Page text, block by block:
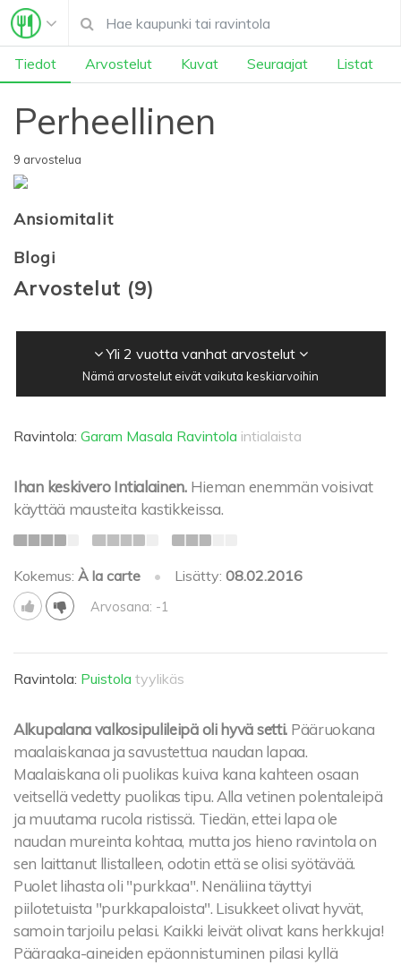
Tiedot Arvostelut Kuvat Seuraajat Listat
Perheellinen
9 arvostelua
Ansiomitalit
Blogi
Arvostelut (9)
Yli 2 vuotta vanhat arvostelut
Nämä arvostelut eivät vaikuta keskiarvoihin
Ravintola: Garam Masala Ravintola intialaista
Ihan keskivero Intialainen. Hieman enemmän voisivat
käyttää mausteita kastikkeissa.
Kokemus: À la carte • Lisätty:08.02.2016
Arvosana: -1
Ravintola: Puistola tyylikäs
Alkupalana valkosipulileipä oli hyvä setti. Pääruokana
maalaiskanaa ja savustettua naudan lapaa.
Maalaiskana oli puolikas kuiva kana kahteen osaan
veitsellä vedetty puolikas tipu. Alla vetinen polentaleipä
ja muutama rucola ristissä. Tiedän, ettei lapa ole
naudan mureinta kohtaa, mutta jos hieno ravintola on
sen laittanut llistalleen, odotin että se olisi syötävää.
Puolet lihasta oli "purkkaa". Nenäliina täyttyi
piilotetuista "purkkapaloista". Lisukkeet olivat hyvät,
samoin tarjoilu pelasi. Kaikki leivät olivat kans herkkuja!
Pääraaka-aineiden epäonnistuminen pilasi kyllä